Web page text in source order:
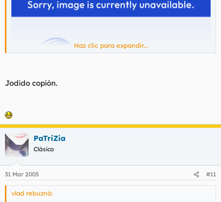
Haz clic para expandir...
Jodido copión.
PaTriZia
Clásico
31 Mar 2005 #11
vlad rebuznó: